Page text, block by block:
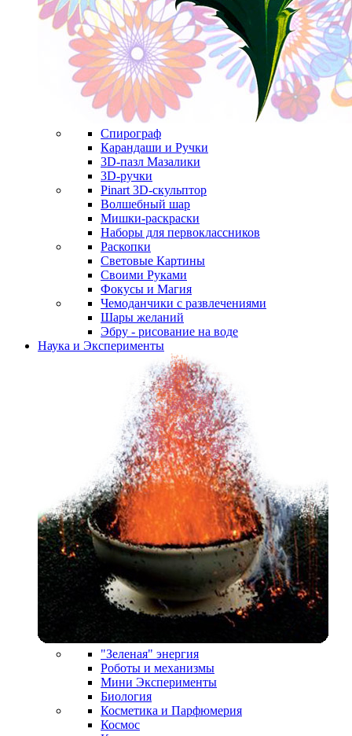
Спирограф
Карандаши и Ручки
3D-пазл Мазалики
3D-ручки
Pinart 3D-скульптор
Волшебный шар
Мишки-раскраски
Наборы для первоклассников
Раскопки
Световые Картины
Своими Руками
Фокусы и Магия
Чемоданчики с развлечениями
Шары желаний
Эбру - рисование на воде
Наука и Эксперименты
"Зеленая" энергия
Роботы и механизмы
Мини Эксперименты
Биология
Косметика и Парфюмерия
Космос